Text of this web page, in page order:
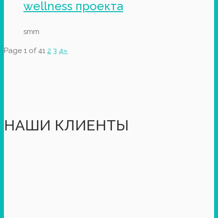
wellness проекта
smm
Page 1 of 41 2 3 4»
НАШИ КЛИЕНТЫ